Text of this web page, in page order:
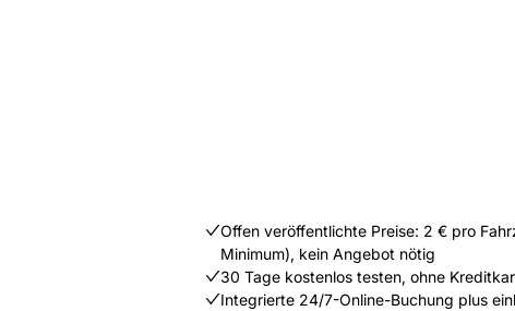
Offen veröffentlichte Preise: 2 € pro
Minimum), kein Angebot nötig
30 Tage kostenlos testen, ohne
Integrierte 24/7-Online-Buchung plus